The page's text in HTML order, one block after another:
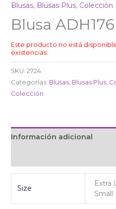
Blusas, Blusas Plus, Colección
Blusa
Este producto no está
existencias.
SKU: 2724
Categorías: Blusas, Blusas Plus,
Colección
Información adicional
Size
Extra
Small